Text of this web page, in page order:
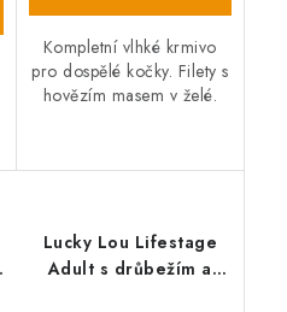
Kompletní vlhké krmivo
pro dospělé kočky. Filety s
hovězím masem v želé.
Lucky Lou Lifestage
Adult s drůbežím a